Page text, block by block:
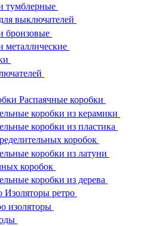
тумблерные
выключателей
бронзовые
металлические
Распаячные коробки
коробки из керамики
коробки из пластика
коробок
коробки из латуни
коробок
коробки из дерева
Изоляторы ретро
изоляторы